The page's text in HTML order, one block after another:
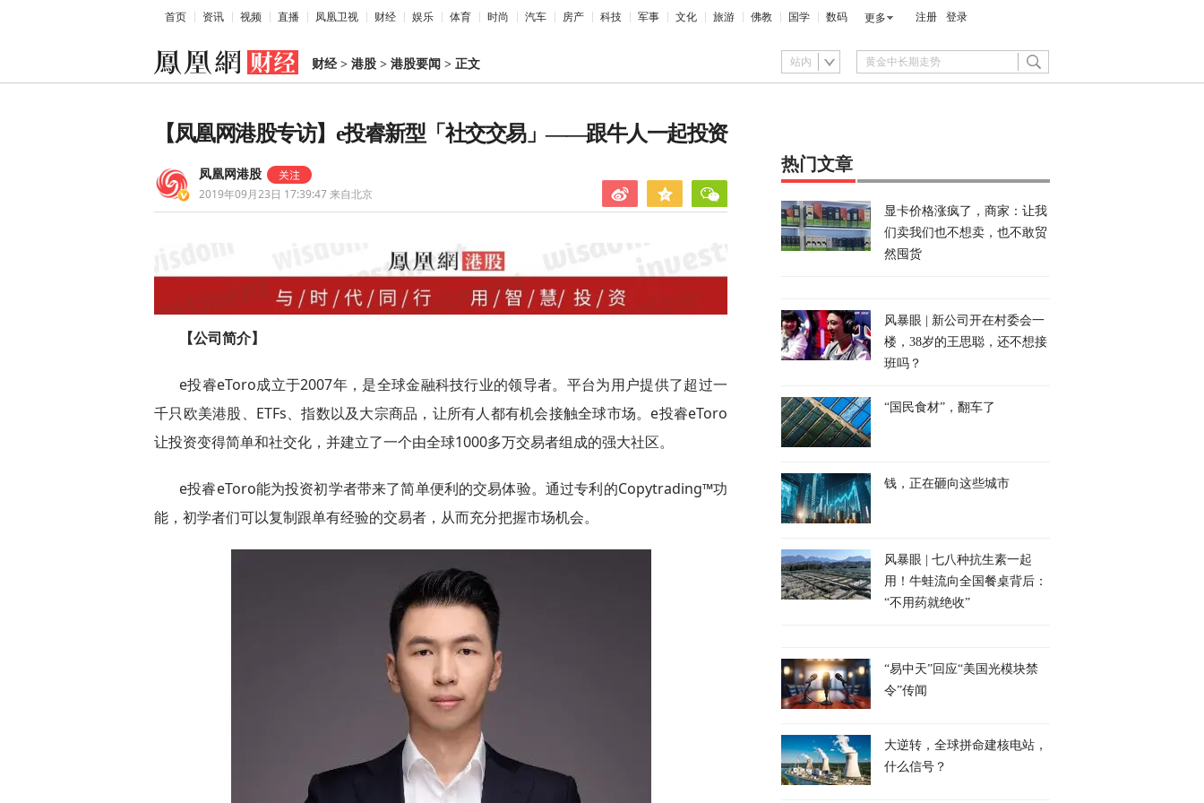
首页 资讯 视频 直播 凤凰卫视 财经 娱乐 体育 时尚 汽车 房产 科技 军事 文化 旅游 佛教 国学 数码 更多 注册 登录
财经> 港股 > 港股要闻 > 正文 站内
【凤凰网港股专访】e投睿新型「社交交易」——跟牛人一起投资
凤凰网港股
2019年09月23日 17:39:47来自北京
【公司简介】
e投睿eToro成立于2007年，是全球金融科技行业的领导者。平台为用户提供了超过一
千只欧美港股、ETFs、指数以及大宗商品，让所有人都有机会接触全球市场。e投睿eToro
让投资变得简单和社交化，并建立了一个由全球1000多万交易者组成的强大社区。
e投睿eToro能为投资初学者带来了简单便利的交易体验。通过专利的Copytrading™功
能，初学者们可以复制跟单有经验的交易者，从而充分把握市场机会。
热门文章
显卡价格涨疯了，商家：让我
们卖我们也不想卖，也不敢贸
然囤货
风暴眼 | 新公司开在村委会一
楼，38岁的王思聪，还不想接
班吗？
“国民食材”，翻车了
钱，正在砸向这些城市
风暴眼 | 七八种抗生素一起
用！牛蛙流向全国餐桌背后：
“不用药就绝收”
“易中天”回应“美国光模块禁
令”传闻
大逆转，全球拼命建核电站，
什么信号？